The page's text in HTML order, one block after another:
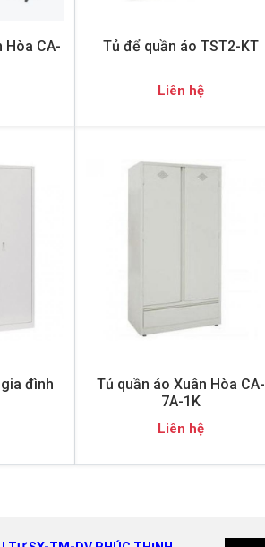
Hòa CA-
Tủ để quần áo TST2-KT
Liên hệ
đình
Tủ quần áo Xuân Hòa CA-
7A-1K
Liên hệ